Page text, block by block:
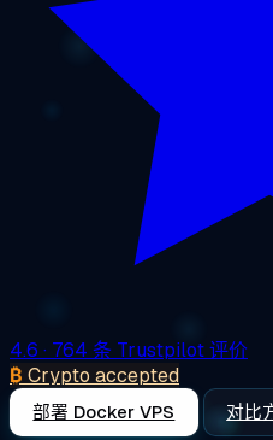
4.6 · 764 条 Trustpilot 评价
₿ Crypto accepted
部署 Docker VPS 对比